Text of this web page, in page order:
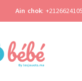
Ain chok: